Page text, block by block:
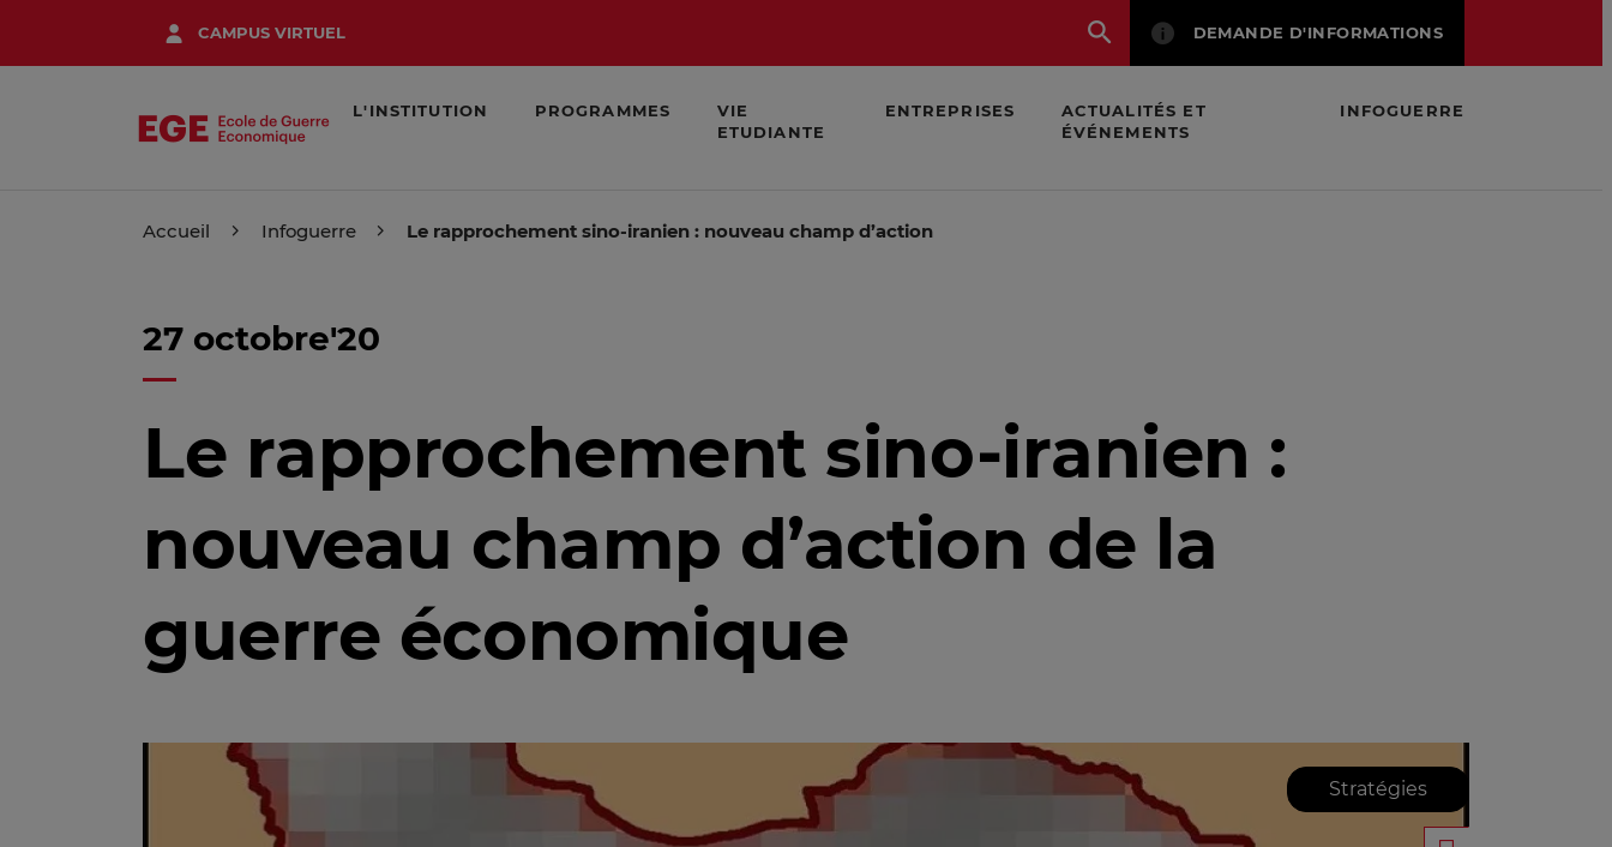
contenu
CAMPUS VIRTUEL DEMANDE D'INFORMATIONS
L'INSTITUTION PROGRAMMES
VIE
ETUDIANTE
ENTREPRISES
ACTUALITÉS ET
ÉVÉNEMENTS
INFOGUERRE
Accueil Infoguerre Le rapprochement sino-iranien : nouveau champ d’action de la guerre économique
27 octobre'20
Le rapprochement sino-iranien :
nouveau champ d’action de la
guerre économique
Stratégies